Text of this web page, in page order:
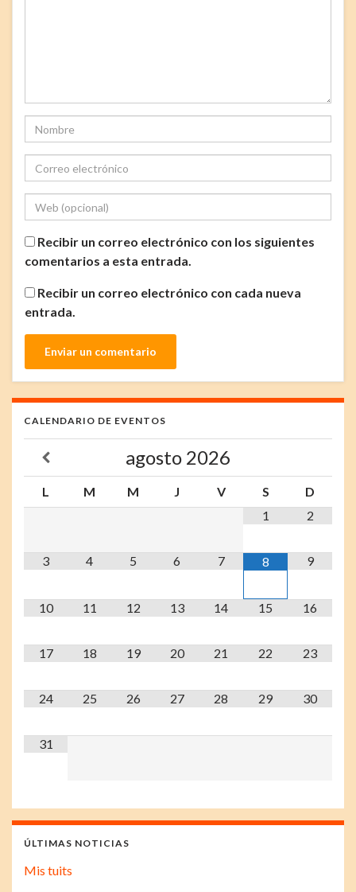
Recibir un correo electrónico con los siguientes
comentarios a esta entrada.
Recibir un correo electrónico con cada nueva
entrada.
CALENDARIO DE EVENTOS
agosto 2026
L M M J V S
D
1
2
3 4 5 6 7 8 9
10 11 12 13 14 15 16
17 18 19 20 21 22 23
24 25 26 27 28 29 30
31
ÚLTIMAS NOTICIAS
Mis tuits